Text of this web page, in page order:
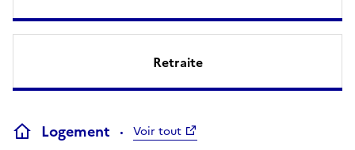
Retraite
Logement Voir tout